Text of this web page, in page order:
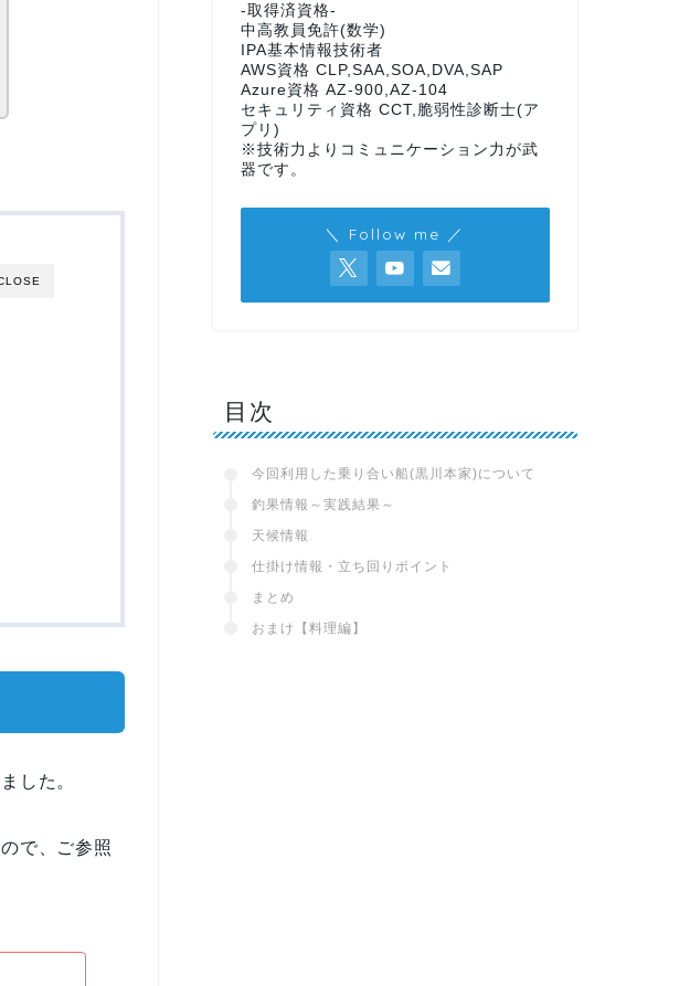
した。
で、ご参照
-取得済資格-
中高教員免許(数学)
IPA基本情報技術者
AWS資格 CLP,SAA,SOA,DVA,SAP
Azure資格 AZ-900,AZ-104
セキュリティ資格 CCT,脆弱性診断士(ア
プリ)
※技術力よりコミュニケーション力が武
器です。
＼ Follow me ／
目次
今回利用した乗り合い船(黒川本家)について
釣果情報～実践結果～
天候情報
仕掛け情報・立ち回りポイント
まとめ
おまけ【料理編】